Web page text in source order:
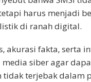
harus menjadi
di ranah digital.
akurasi fakta, serta
siber agar
tidak terjebak dalam